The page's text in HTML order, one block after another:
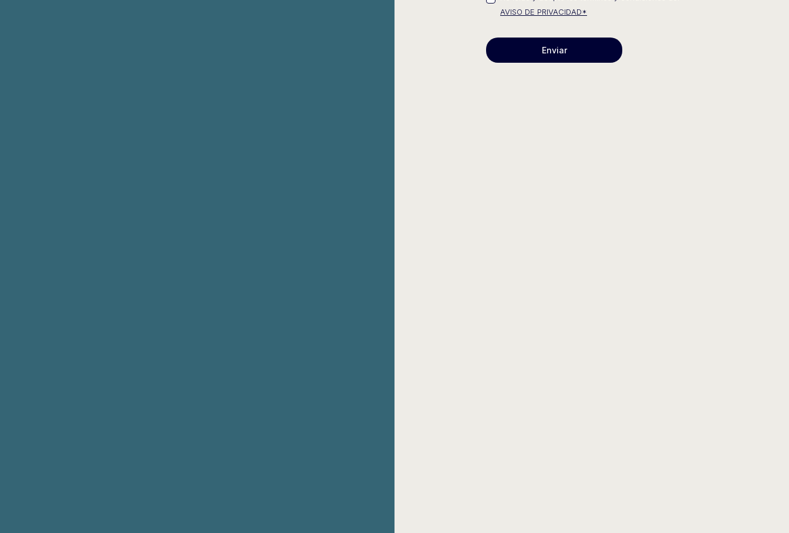
AVISO DE PRIVACIDAD*
Enviar